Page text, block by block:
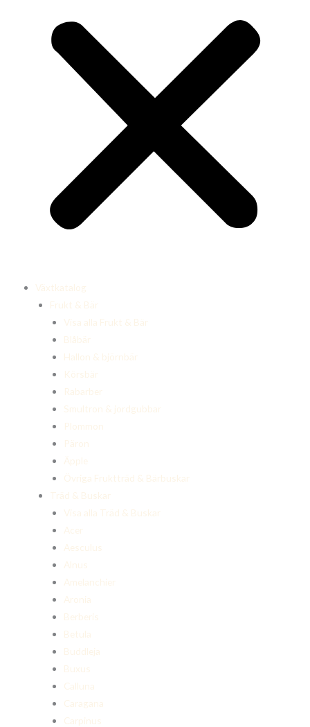
Växtkatalog
Frukt & Bär
Visa alla Frukt & Bär
Blåbär
Hallon & björnbär
Körsbär
Rabarber
Smultron & jordgubbar
Plommon
Päron
Äpple
Övriga Fruktträd & Bärbuskar
Träd & Buskar
Visa alla Träd & Buskar
Acer
Aesculus
Alnus
Amelanchier
Aronia
Berberis
Betula
Buddleja
Buxus
Calluna
Caragana
Carpinus